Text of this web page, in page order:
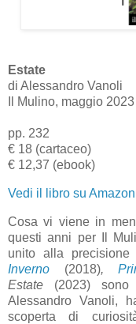
Estate
di Alessandro Vanoli
Il Mulino, maggio 2023
pp. 232
€ 18 (cartaceo)
€ 12,37 (ebook)
Vedi il libro su Amazon
Cosa vi viene in
questi anni per Il
unito alla
Inverno
(2018),
Estate (2023)
Alessandro Vanoli,
scoperta di